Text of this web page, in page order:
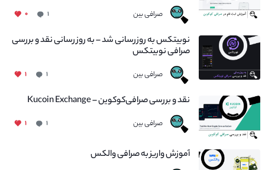
صرافی بین ۱ ۰
نوبیتکس به روزرسانی شد – به روز رسانی نقد و بررسی
صرافی نوبیتکس
صرافی بین ۱ ۱
نقد و بررسی صرافی‌کوکوین – Kucoin Exchange
صرافی بین ۱ ۱
آموزش واریز به صرافی والکس